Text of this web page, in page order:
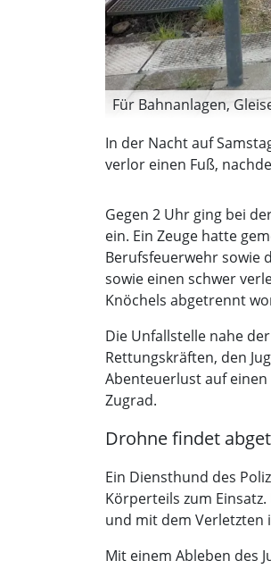
Für Bahnanlagen,
In der Nacht auf
verlor einen Fuß,
Gegen 2 Uhr ging bei
ein. Ein Zeuge hatte
Berufsfeuerwehr sowie
sowie einen schwer
Knöchels abgetrennt
Die Unfallstelle nahe
Rettungskräften, den
Abenteuerlust auf einen
Zugrad.
Drohne findet
Ein Diensthund des
Körperteils zum
und mit dem Verletzten
Mit einem Ableben des